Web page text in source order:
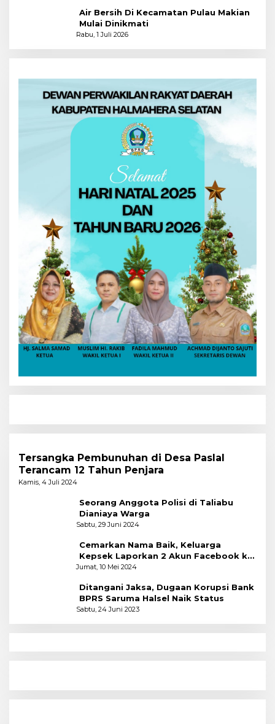
Air Bersih Di Kecamatan Pulau Makian
Mulai Dinikmati
Rabu, 1 Juli 2026
Tersangka Pembunuhan di Desa Paslal
Terancam 12 Tahun Penjara
Kamis, 4 Juli 2024
Seorang Anggota Polisi di Taliabu
Dianiaya Warga
Sabtu, 29 Juni 2024
Cemarkan Nama Baik, Keluarga
Kepsek Laporkan 2 Akun Facebook ke
Polres
Jumat, 10 Mei 2024
Ditangani Jaksa, Dugaan Korupsi Bank
BPRS Saruma Halsel Naik Status
Sabtu, 24 Juni 2023